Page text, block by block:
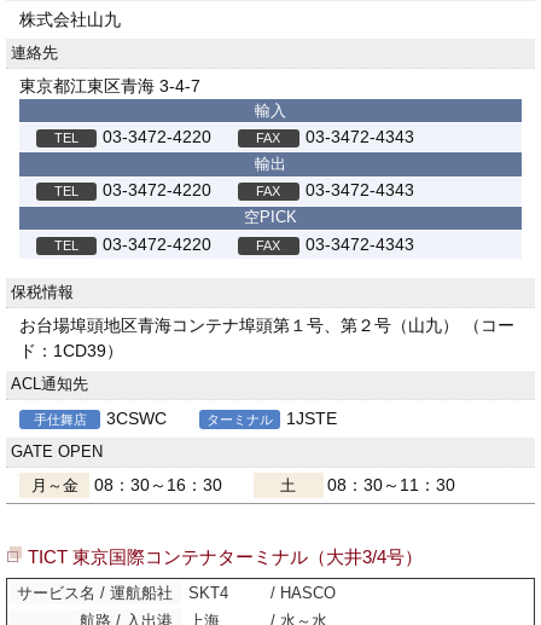
株式会社山九
連絡先
東京都江東区青海 3-4-7
輸入
03-3472-4220
03-3472-4343
輸出
03-3472-4220
03-3472-4343
空PICK
03-3472-4220
03-3472-4343
保税情報
お台場埠頭地区青海コンテナ埠頭第１号、第２号（山九） （コー
ド：1CD39）
ACL通知先
手仕舞店 3CSWC ターミナル 1JSTE
GATE OPEN
月～金
08：30～16：30 土 08：30～11：30
TICT 東京国際コンテナターミナル（大井3/4号）
SKT4
/ HASCO
上海
/ 水～水